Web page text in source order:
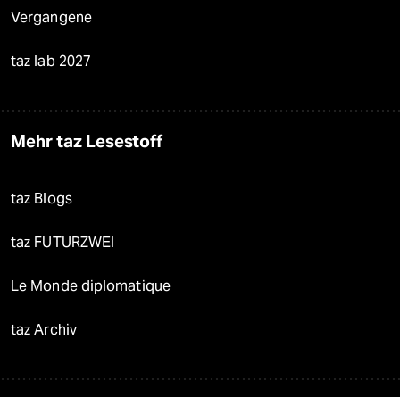
Vergangene
taz lab 2027
Mehr taz Lesestoff
taz Blogs
taz FUTURZWEI
Le Monde diplomatique
taz Archiv